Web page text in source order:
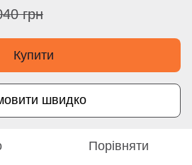
грн
Купити
швидко
Порівняти